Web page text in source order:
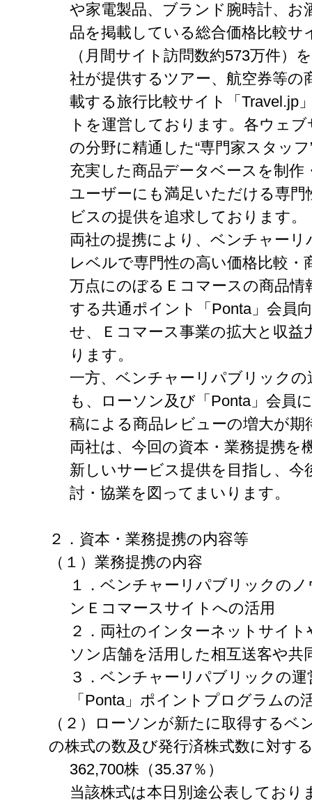
や家電製品、ブランド腕時計、お
品を掲載している総合価格比較
（月間サイト訪問数約573万件）
社が提供するツアー、航空券等の
載する旅行比較サイト「Travel.jp
トを運営しております。各ウェ
の分野に精通した“専門家スタッ
充実した商品データベースを制作
ユーザーにも満足いただける専門
ビスの提供を追求しております。
両社の提携により、ベンチャー
レベルで専門性の高い価格比較・
万点にのぼるＥコマースの商品情
する共通ポイント「Ponta」会員
せ、Ｅコマース事業の拡大と収益
ります。
一方、ベンチャーリパブリック
も、ローソン及び「Ponta」会員
稿による商品レビューの増大が期
両社は、今回の資本・業務提携を
新しいサービス提供を目指し、今
討・協業を図ってまいります。
２．資本・業務提携の内容等
（１）業務提携の内容
１．ベンチャーリパブリックの
ンＥコマースサイトへの活用
２．両社のインターネットサイ
ソン店舗を活用した相互送客や共
３．ベンチャーリパブリックの
「Ponta」ポイントプログラムの
（２）ローソンが新たに取得するベ
の株式の数及び発行済株式数に対す
362,700株（35.37％）
当該株式は本日別途公表しており